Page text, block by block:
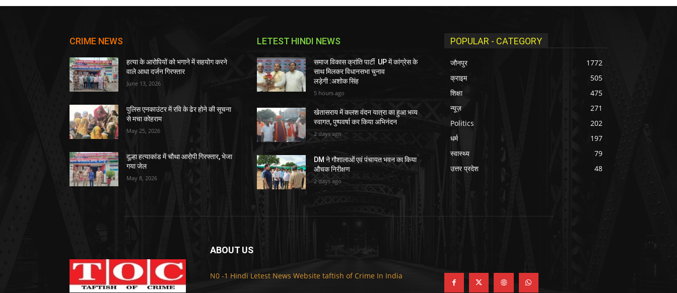
CRIME NEWS
हत्या के आरोपियों को भगाने में सहयोग करने
वाले आधा दर्जन गिरफ्तार
June 13, 2026
पुलिस एनकाउंटर में रवि के ढेर होने की सूचना
से मचा कोहराम
May 25, 2026
दूल्हा हत्याकांड में चौथा आरोपी गिरफ्तार, भेजा
गया जेल
May 8, 2026
LETEST HINDI NEWS
समाज विकास क्रांति पार्टी UP में कांग्रेस के
साथ मिलकर विधानसभा चुनाव
लड़ेगी :अशोक सिंह
5 hours ago
खेतासराय में कलश वंदन यात्रा का हुआ भव्य
स्वागत, पुष्पवर्षा कर किया अभिनंदन
2 days ago
DM ने गौशालाओं एवं पंचायत भवन का किया
औचक निरीक्षण
2 days ago
POPULAR - CATEGORY
जौनपुर
1772
क्राइम
505
शिक्षा
475
न्यूज़
271
Politics
202
धर्म
197
स्वास्थ्य
79
उत्तर प्रदेश
48
ABOUT US
N0 -1 Hindi Letest News Website taftish of Crime In India